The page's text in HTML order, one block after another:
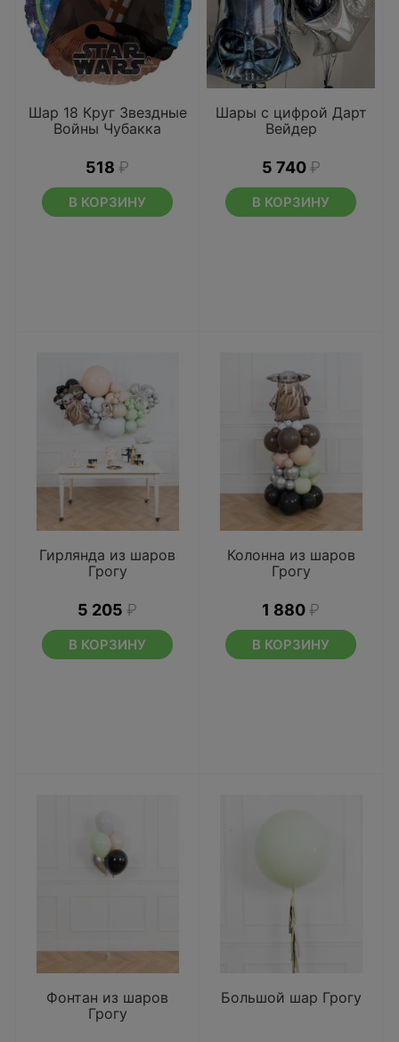
Шар 18 Круг Звездные
Войны Чубакка
518 ₽
В КОРЗИНУ
Шары с цифрой Дарт
Вейдер
5 740 ₽
В КОРЗИНУ
Гирлянда из шаров
Грогу
5 205 ₽
В КОРЗИНУ
Колонна из шаров
Грогу
1 880 ₽
В КОРЗИНУ
Фонтан из шаров
Грогу
Большой шар Грогу